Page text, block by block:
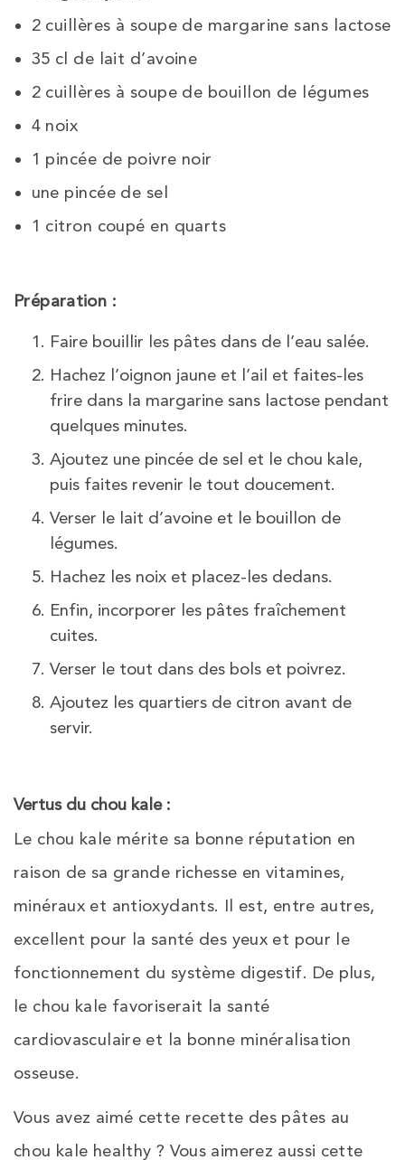
2 cuillères à soupe de margarine sans lactose
35 cl de lait d’avoine
2 cuillères à soupe de bouillon de légumes
4 noix
1 pincée de poivre noir
une pincée de sel
1 citron coupé en quarts
Préparation :
Faire bouillir les pâtes dans de l’eau salée.
Hachez l’oignon jaune et l’ail et faites-les
frire dans la margarine sans lactose pendant
quelques minutes.
Ajoutez une pincée de sel et le chou kale,
puis faites revenir le tout doucement.
Verser le lait d’avoine et le bouillon de
légumes.
Hachez les noix et placez-les dedans.
Enfin, incorporer les pâtes fraîchement
cuites.
Verser le tout dans des bols et poivrez.
Ajoutez les quartiers de citron avant de
servir.
Vertus du chou kale :
Le chou kale mérite sa bonne réputation en
raison de sa grande richesse en vitamines,
minéraux et antioxydants. Il est, entre autres,
excellent pour la santé des yeux et pour le
fonctionnement du système digestif. De plus,
le chou kale favoriserait la santé
cardiovasculaire et la bonne minéralisation
osseuse.
Vous avez aimé cette recette des pâtes au
chou kale healthy ? Vous aimerez aussi cette